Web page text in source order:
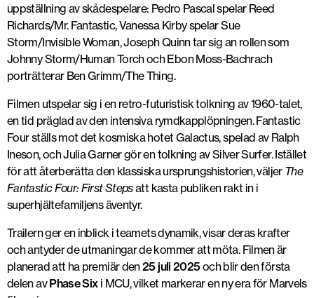
uppställning av skådespelare: Pedro Pascal spelar Reed
Richards/Mr. Fantastic, Vanessa Kirby spelar Sue
Storm/Invisible Woman, Joseph Quinn tar sig an rollen som
Johnny Storm/Human Torch och Ebon Moss-Bachrach
porträtterar Ben Grimm/The Thing.
Filmen utspelar sig i en retro-futuristisk tolkning av 1960-talet,
en tid präglad av den intensiva rymdkapplöpningen. Fantastic
Four ställs mot det kosmiska hotet Galactus, spelad av Ralph
Ineson, och Julia Garner gör en tolkning av Silver Surfer. Istället
för att återberätta den klassiska ursprungshistorien, väljer The
Fantastic Four: First Stepsatt kasta publiken rakt in i
superhjältefamiljens äventyr.
Trailern ger en inblick i teamets dynamik, visar deras krafter
och antyder de utmaningar de kommer att möta. Filmen är
planerad att ha premiär den25 juli 2025och blir den första
delen avPhase Sixi MCU, vilket markerar en ny era för Marvels